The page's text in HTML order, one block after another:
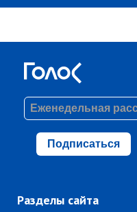
Подписаться
Разделы сайта